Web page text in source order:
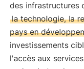
des infrastructures
la technologie, la
pays en
investissements
l'accès aux